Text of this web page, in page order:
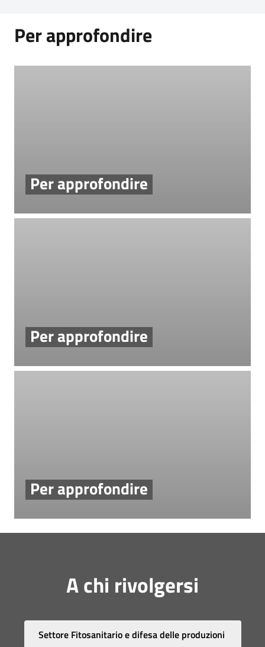
Per approfondire
Per approfondire
Per approfondire
Per approfondire
A chi rivolgersi
Settore Fitosanitario e difesa delle produzioni